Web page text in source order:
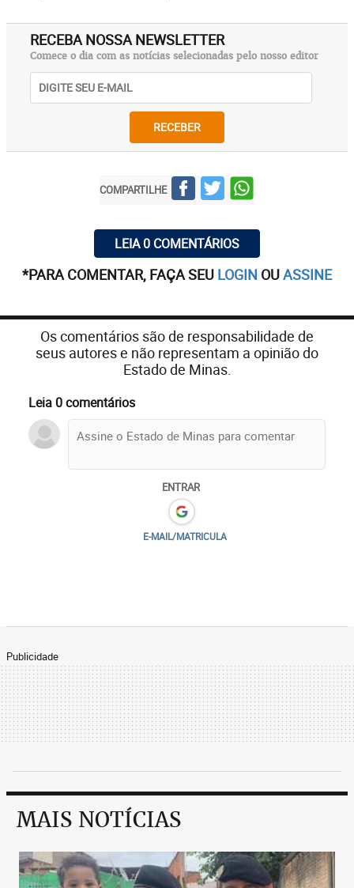
RECEBA NOSSA NEWSLETTER
Comece o dia com as notícias selecionadas pelo nosso editor
RECEBER
COMPARTILHE
LEIA 0 COMENTÁRIOS
*PARA COMENTAR, FAÇA SEU LOGIN OUASSINE
Os comentários são de responsabilidade de
seus autores e não representam a opinião do
Estado de Minas.
Leia 0 comentários
ENTRAR
E-MAIL/MATRICULA
Publicidade
MAIS NOTÍCIAS